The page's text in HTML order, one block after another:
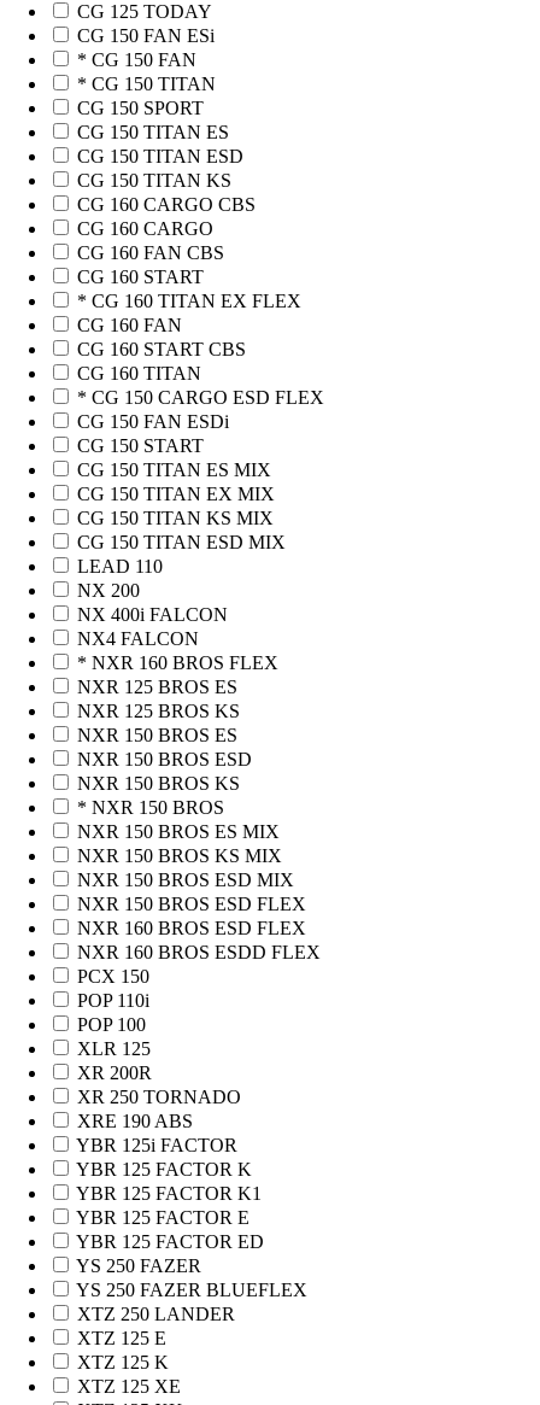
CG 125 TODAY
CG 150 FAN ESi
* CG 150 FAN
* CG 150 TITAN
CG 150 SPORT
CG 150 TITAN ES
CG 150 TITAN ESD
CG 150 TITAN KS
CG 160 CARGO CBS
CG 160 CARGO
CG 160 FAN CBS
CG 160 START
* CG 160 TITAN EX FLEX
CG 160 FAN
CG 160 START CBS
CG 160 TITAN
* CG 150 CARGO ESD FLEX
CG 150 FAN ESDi
CG 150 START
CG 150 TITAN ES MIX
CG 150 TITAN EX MIX
CG 150 TITAN KS MIX
CG 150 TITAN ESD MIX
LEAD 110
NX 200
NX 400i FALCON
NX4 FALCON
* NXR 160 BROS FLEX
NXR 125 BROS ES
NXR 125 BROS KS
NXR 150 BROS ES
NXR 150 BROS ESD
NXR 150 BROS KS
* NXR 150 BROS
NXR 150 BROS ES MIX
NXR 150 BROS KS MIX
NXR 150 BROS ESD MIX
NXR 150 BROS ESD FLEX
NXR 160 BROS ESD FLEX
NXR 160 BROS ESDD FLEX
PCX 150
POP 110i
POP 100
XLR 125
XR 200R
XR 250 TORNADO
XRE 190 ABS
YBR 125i FACTOR
YBR 125 FACTOR K
YBR 125 FACTOR K1
YBR 125 FACTOR E
YBR 125 FACTOR ED
YS 250 FAZER
YS 250 FAZER BLUEFLEX
XTZ 250 LANDER
XTZ 125 E
XTZ 125 K
XTZ 125 XE